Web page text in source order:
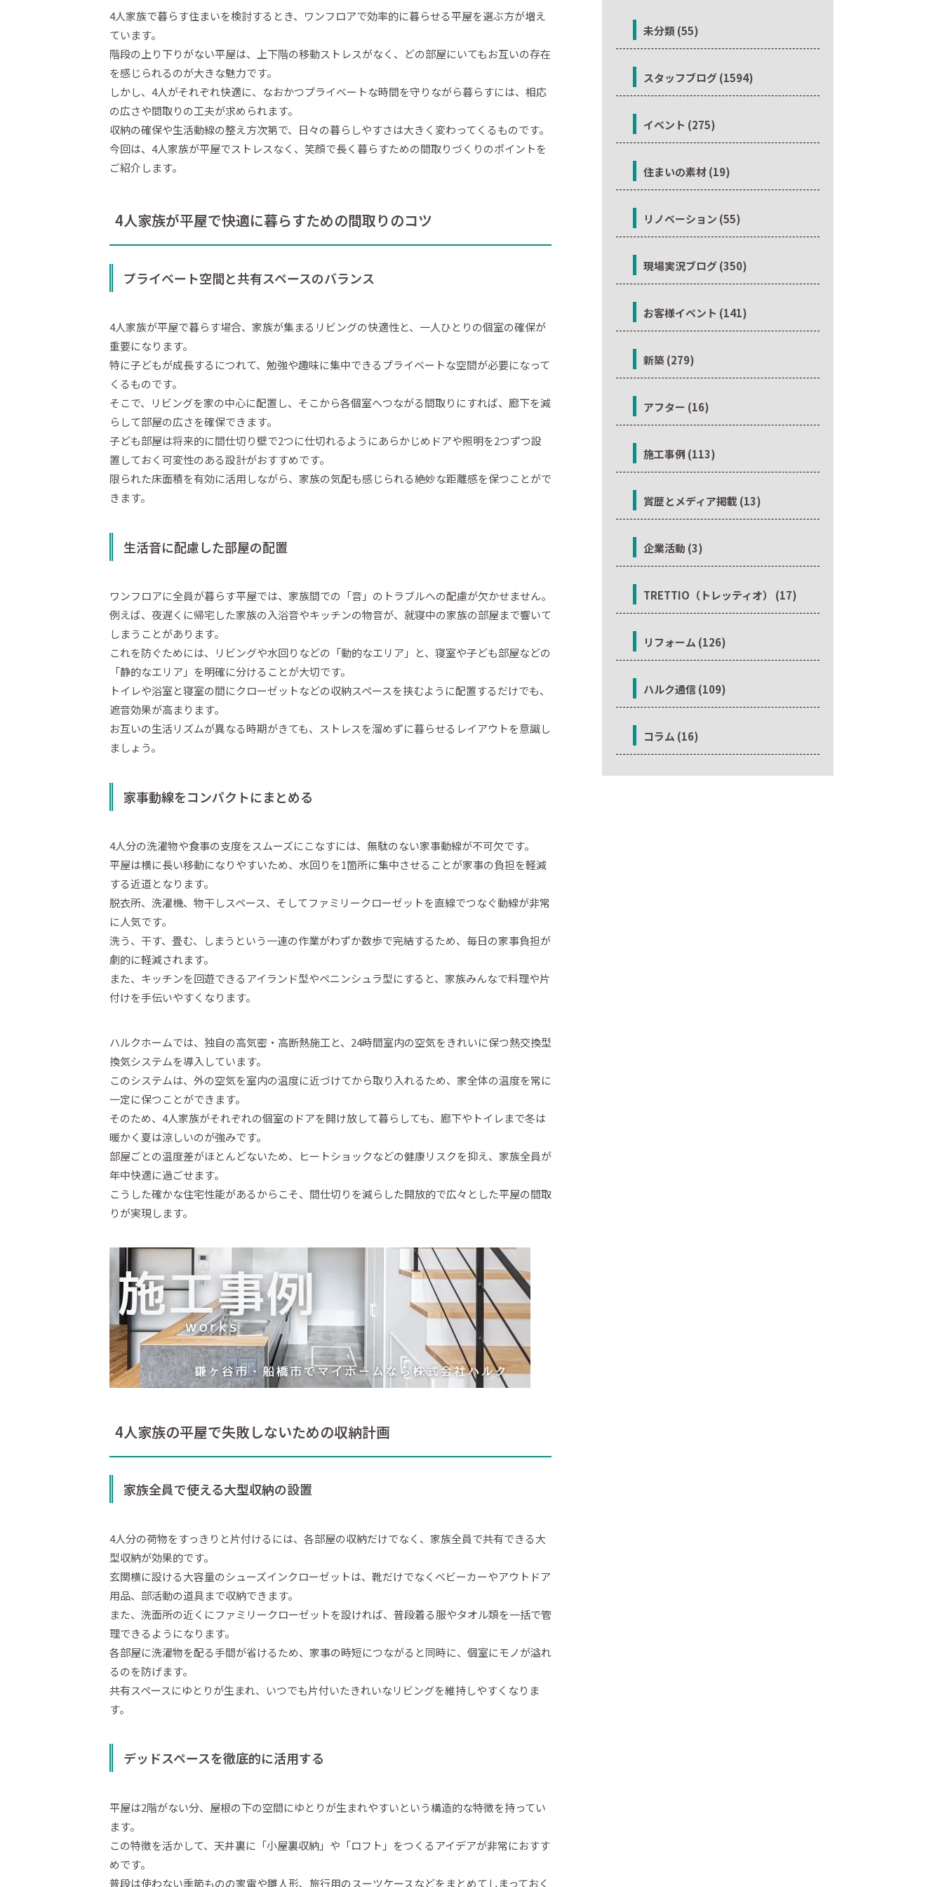
4人家族で暮らす住まいを検討するとき、ワンフロアで効率的に暮らせる平屋を選ぶ方が増え
ています。
階段の上り下りがない平屋は、上下階の移動ストレスがなく、どの部屋にいてもお互いの存在
を感じられるのが大きな魅力です。
しかし、4人がそれぞれ快適に、なおかつプライベートな時間を守りながら暮らすには、相応
の広さや間取りの工夫が求められます。
収納の確保や生活動線の整え方次第で、日々の暮らしやすさは大きく変わってくるものです。
今回は、4人家族が平屋でストレスなく、笑顔で長く暮らすための間取りづくりのポイントを
ご紹介します。
4人家族が平屋で快適に暮らすための間取りのコツ
プライベート空間と共有スペースのバランス
4人家族が平屋で暮らす場合、家族が集まるリビングの快適性と、一人ひとりの個室の確保が
重要になります。
特に子どもが成長するにつれて、勉強や趣味に集中できるプライベートな空間が必要になって
くるものです。
そこで、リビングを家の中心に配置し、そこから各個室へつながる間取りにすれば、廊下を減
らして部屋の広さを確保できます。
子ども部屋は将来的に間仕切り壁で2つに仕切れるようにあらかじめドアや照明を2つずつ設
置しておく可変性のある設計がおすすめです。
限られた床面積を有効に活用しながら、家族の気配も感じられる絶妙な距離感を保つことがで
きます。
生活音に配慮した部屋の配置
ワンフロアに全員が暮らす平屋では、家族間での「音」のトラブルへの配慮が欠かせません。
例えば、夜遅くに帰宅した家族の入浴音やキッチンの物音が、就寝中の家族の部屋まで響いて
しまうことがあります。
これを防ぐためには、リビングや水回りなどの「動的なエリア」と、寝室や子ども部屋などの
「静的なエリア」を明確に分けることが大切です。
トイレや浴室と寝室の間にクローゼットなどの収納スペースを挟むように配置するだけでも、
遮音効果が高まります。
お互いの生活リズムが異なる時期がきても、ストレスを溜めずに暮らせるレイアウトを意識し
ましょう。
家事動線をコンパクトにまとめる
4人分の洗濯物や食事の支度をスムーズにこなすには、無駄のない家事動線が不可欠です。
平屋は横に長い移動になりやすいため、水回りを1箇所に集中させることが家事の負担を軽減
する近道となります。
脱衣所、洗濯機、物干しスペース、そしてファミリークローゼットを直線でつなぐ動線が非常
に人気です。
洗う、干す、畳む、しまうという一連の作業がわずか数歩で完結するため、毎日の家事負担が
劇的に軽減されます。
また、キッチンを回遊できるアイランド型やペニンシュラ型にすると、家族みんなで料理や片
付けを手伝いやすくなります。
ハルクホームでは、独自の高気密・高断熱施工と、24時間室内の空気をきれいに保つ熱交換型
換気システムを導入しています。
このシステムは、外の空気を室内の温度に近づけてから取り入れるため、家全体の温度を常に
一定に保つことができます。
そのため、4人家族がそれぞれの個室のドアを開け放して暮らしても、廊下やトイレまで冬は
暖かく夏は涼しいのが強みです。
部屋ごとの温度差がほとんどないため、ヒートショックなどの健康リスクを抑え、家族全員が
年中快適に過ごせます。
こうした確かな住宅性能があるからこそ、間仕切りを減らした開放的で広々とした平屋の間取
りが実現します。
4人家族の平屋で失敗しないための収納計画
家族全員で使える大型収納の設置
4人分の荷物をすっきりと片付けるには、各部屋の収納だけでなく、家族全員で共有できる大
型収納が効果的です。
玄関横に設ける大容量のシューズインクローゼットは、靴だけでなくベビーカーやアウトドア
用品、部活動の道具まで収納できます。
また、洗面所の近くにファミリークローゼットを設ければ、普段着る服やタオル類を一括で管
理できるようになります。
各部屋に洗濯物を配る手間が省けるため、家事の時短につながると同時に、個室にモノが溢れ
るのを防げます。
共有スペースにゆとりが生まれ、いつでも片付いたきれいなリビングを維持しやすくなりま
す。
デッドスペースを徹底的に活用する
平屋は2階がない分、屋根の下の空間にゆとりが生まれやすいという構造的な特徴を持ってい
ます。
この特徴を活かして、天井裏に「小屋裏収納」や「ロフト」をつくるアイデアが非常におすす
めです。
普段は使わない季節ものの家電や雛人形、旅行用のスーツケースなどをまとめてしまっておく
未分類 (55)
スタッフブログ (1594)
イベント (275)
住まいの素材 (19)
リノベーション (55)
現場実況ブログ (350)
お客様イベント (141)
新築 (279)
アフター (16)
施工事例 (113)
賞歴とメディア掲載 (13)
企業活動 (3)
TRETTIO（トレッティオ） (17)
リフォーム (126)
ハルク通信 (109)
コラム (16)